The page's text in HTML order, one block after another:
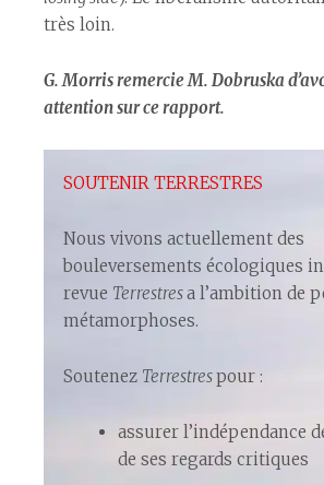
très loin.
G. Morris remercie M. Dobruska
attention sur ce rapport.
SOUTENIR TERRESTRES
Nous vivons actuellement des
bouleversements écologiques
revue Terrestresa l’ambition de
métamorphoses.
Soutenez Terrestrespour :
assurer l’indépendance
de ses regards critiques